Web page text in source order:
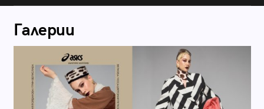
Галерии